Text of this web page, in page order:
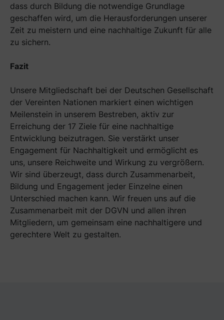
dass durch Bildung die notwendige Grundlage
geschaffen wird, um die Herausforderungen unserer
Zeit zu meistern und eine nachhaltige Zukunft für alle
zu sichern.
Fazit
Unsere Mitgliedschaft bei der Deutschen Gesellschaft
der Vereinten Nationen markiert einen wichtigen
Meilenstein in unserem Bestreben, aktiv zur
Erreichung der 17 Ziele für eine nachhaltige
Entwicklung beizutragen. Sie verstärkt unser
Engagement für Nachhaltigkeit und ermöglicht es
uns, unsere Reichweite und Wirkung zu vergrößern.
Wir sind überzeugt, dass durch Zusammenarbeit,
Bildung und Engagement jeder Einzelne einen
Unterschied machen kann. Wir freuen uns auf die
Zusammenarbeit mit der DGVN und allen ihren
Mitgliedern, um gemeinsam eine nachhaltigere und
gerechtere Welt zu gestalten.